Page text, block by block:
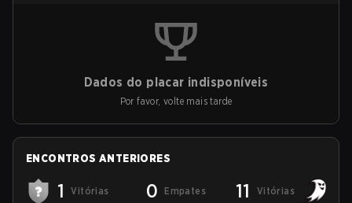
Dados do placar indisponíveis
Por favor, volte mais tarde
ENCONTROS ANTERIORES
1 Vitórias 0 Empates 11 Vitórias